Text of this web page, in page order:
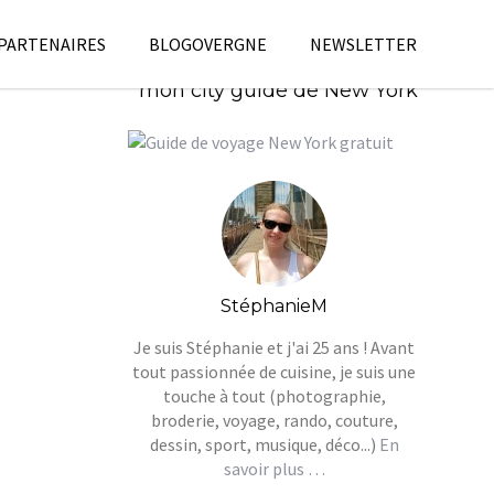
BLOGOVERGNE NEWSLETTER
mon city guide de New York
StéphanieM
Je suis Stéphanie et j'ai 25 ans ! Avant
tout passionnée de cuisine, je suis une
touche à tout (photographie,
broderie, voyage, rando, couture,
dessin, sport, musique, déco...) En
savoir plus …